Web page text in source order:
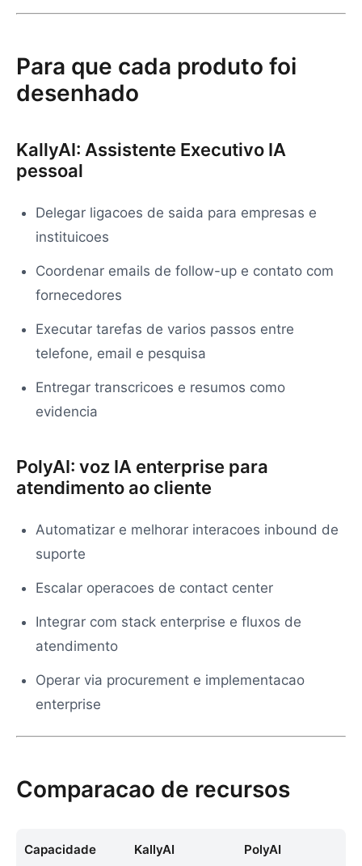
Para que cada produto foi
desenhado
KallyAI: Assistente Executivo IA
pessoal
Delegar ligacoes de saida para empresas e
instituicoes
Coordenar emails de follow-up e contato com
fornecedores
Executar tarefas de varios passos entre
telefone, email e pesquisa
Entregar transcricoes e resumos como
evidencia
PolyAI: voz IA enterprise para
atendimento ao cliente
Automatizar e melhorar interacoes inbound de
suporte
Escalar operacoes de contact center
Integrar com stack enterprise e fluxos de
atendimento
Operar via procurement e implementacao
enterprise
Comparacao de recursos
Capacidade KallyAI PolyAI